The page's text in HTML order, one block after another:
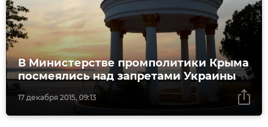
17 декабря 2015, 09:13
В Министерстве промполитики Крыма
посмеялись над запретами Украины